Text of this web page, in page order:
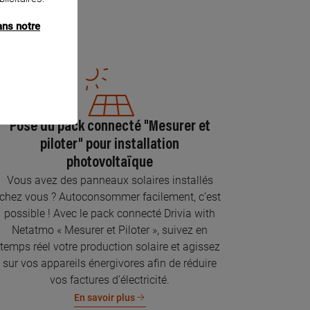
Pose du pack connecté "Mesurer et
piloter" pour installation
photovoltaïque
Vous avez des panneaux solaires installés
chez vous ? Autoconsommer facilement, c’est
possible ! Avec le pack connecté Drivia with
Netatmo « Mesurer et Piloter », suivez en
temps réel votre production solaire et agissez
sur vos appareils énergivores afin de réduire
vos factures d’électricité.
En savoir plus
notre